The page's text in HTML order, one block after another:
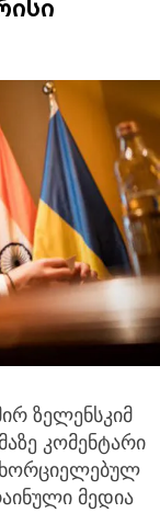
ზელენსკიმ
კომენტარი
მედია